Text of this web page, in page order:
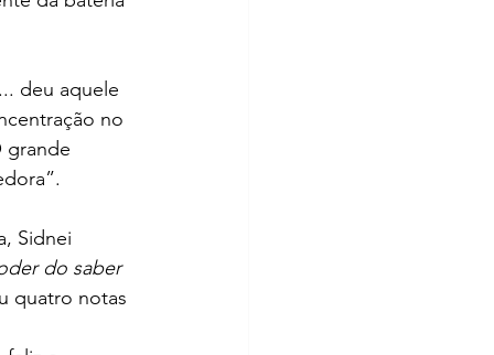
deu aquele
no
grande
Sidnei
do saber
quatro notas